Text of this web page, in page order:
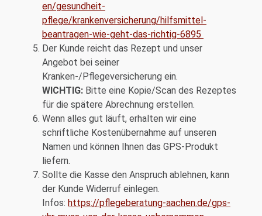
en/gesundheit-
pflege/krankenversicherung/hilfsmittel-
beantragen-wie-geht-das-richtig-6895
Der Kunde reicht das Rezept und unser
Angebot bei seiner
Kranken-/Pflegeversicherung ein.
WICHTIG: Bitte eine Kopie/Scan des Rezeptes
für die spätere Abrechnung erstellen.
Wenn alles gut läuft, erhalten wir eine
schriftliche Kostenübernahme auf unseren
Namen und können Ihnen das GPS-Produkt
liefern.
Sollte die Kasse den Anspruch ablehnen, kann
der Kunde Widerruf einlegen.
Infos: https://pflegeberatung-aachen.de/gps-